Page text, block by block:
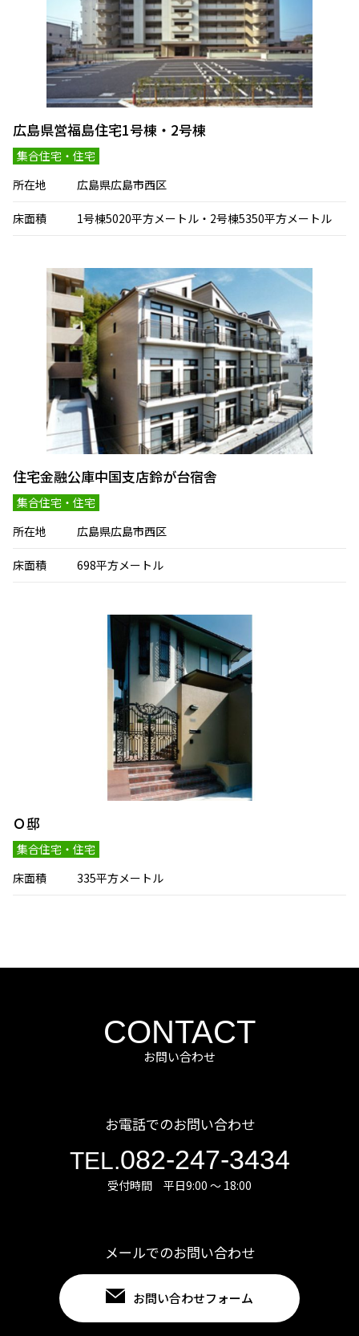
広島県営福島住宅1号棟・2号棟
集合住宅・住宅
所在地
広島県広島市西区
床面積 1号棟5020平方メートル・2号棟5350平方メートル
住宅金融公庫中国支店鈴が台宿舎
集合住宅・住宅
所在地
広島県広島市西区
床面積 698平方メートル
Ｏ邸
集合住宅・住宅
床面積
335平方メートル
CONTACT
お問い合わせ
お電話でのお問い合わせ
TEL.082-247-3434
受付時間 平日9:00 ～ 18:00
メールでのお問い合わせ
お問い合わせフォーム